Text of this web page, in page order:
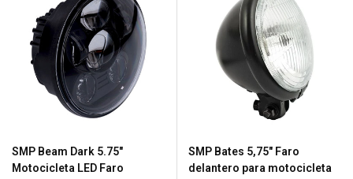
SMP Beam Dark 5.75"
Motocicleta LED Faro
SMP Bates 5,75" Faro
delantero para motocicleta